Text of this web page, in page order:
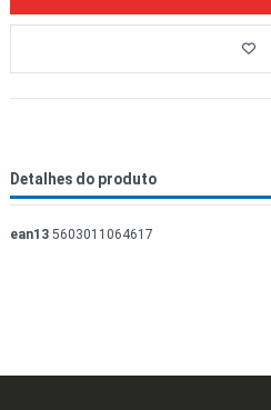
Detalhes do produto
ean13 5603011064617